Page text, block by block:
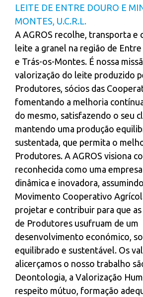
LEITE DE ENTRE DOURO E
MONTES, U.C.R.L.
A AGROS recolhe, transporta e
leite a granel na região de
e Trás-os-Montes. É nossa
valorização do leite produzido
Produtores, sócios das
fomentando a melhoria
do mesmo, satisfazendo o seu
mantendo uma produção
sustentada, que permita o
Produtores. A AGROS visiona
reconhecida como uma empresa
dinâmica e inovadora,
Movimento Cooperativo
projetar e contribuir para que
de Produtores usufruam de um
desenvolvimento económico,
equilibrado e sustentável. Os
alicerçamos o nosso trabalho
Deontologia, a Valorização
respeito mútuo, formação